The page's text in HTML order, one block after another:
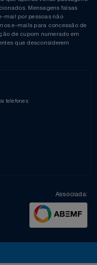
Mensagens falsas
mail por pessoas não
e-mails para concessão de
de cupom numerado em
que desconsiderem
telefones:
Associada: